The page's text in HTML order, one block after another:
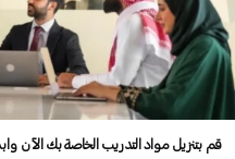
تدريب أكبر عدد تريده من
لا توجد رسوم تجديد سنوية
تدريب أكبر عدد تريده من
قم بتنزيل مواد التدريب الخاصة بك الآن